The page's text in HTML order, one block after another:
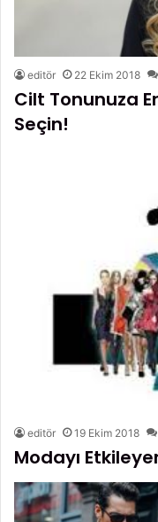
editör 22 Ekim 2018
Cilt Tonunuza
Seçin!
editör 19 Ekim 2018
Modayı